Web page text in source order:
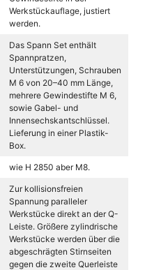
Werkstückauflage, justiert
werden.
Das Spann Set enthält
Spannpratzen,
Unterstützungen, Schrauben
M 6 von 20–40 mm Länge,
mehrere Gewindestifte M 6,
sowie Gabel- und
Innensechskantschlüssel.
Lieferung in einer Plastik-
Box.
wie H 2850 aber M8.
Zur kollisionsfreien
Spannung paralleler
Werkstücke direkt an der Q-
Leiste. Größere zylindrische
Werkstücke werden über die
abgeschrägten Stirnseiten
gegen die zweite Querleiste